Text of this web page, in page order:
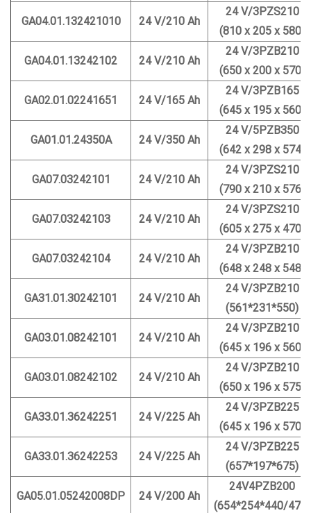
GA04.01.132421010 24 V/210 Ah
24 V/3PZS210
(810 x 205 x 580)
GA04.01.13242102 24 V/210 Ah
24 V/3PZB210
(650 x 200 x 570)
GA02.01.02241651 24 V/165 Ah
24 V/3PZB165
(645 x 195 x 560)
GA01.01.24350A 24 V/350 Ah
24 V/5PZB350
(642 x 298 x 574)
GA07.03242101 24 V/210 Ah
24 V/3PZS210
(790 x 210 x 576)
GA07.03242103 24 V/210 Ah
24 V/3PZS210
(605 x 275 x 470)
GA07.03242104 24 V/210 Ah
24 V/3PZB210
(648 x 248 x 548)
GA31.01.30242101 24 V/210 Ah
24 V/3PZB210
(561*231*550)
GA03.01.08242101 24 V/210 Ah
24 V/3PZB210
(645 x 196 x 560)
GA03.01.08242102 24 V/210 Ah
24 V/3PZB210
(650 x 196 x 575)
GA33.01.36242251 24 V/225 Ah
24 V/3PZB225
(645 x 196 x 570)
GA33.01.36242253 24 V/225 Ah
24 V/3PZB225
(657*197*675)
GA05.01.05242008DP 24 V/200 Ah
24V4PZB200
(654*254*440/478)